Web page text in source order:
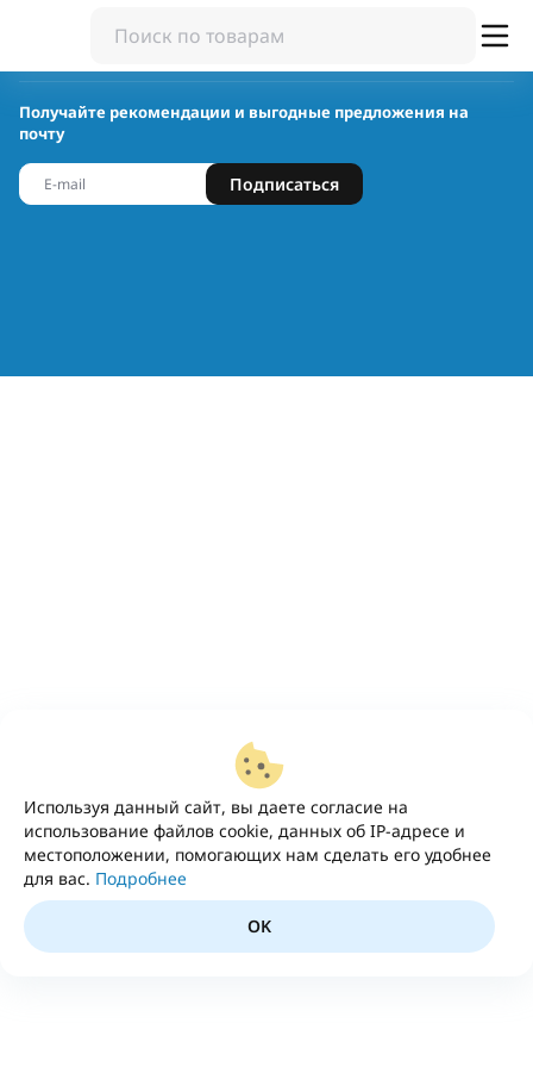
Используя данный сайт, вы даете согласие на
использование файлов cookie, данных об IP-адресе и
местоположении, помогающих нам сделать его удобнее
для вас. Подробнее
OK
Получайте рекомендации и выгодные предложения на
почту
Подписаться